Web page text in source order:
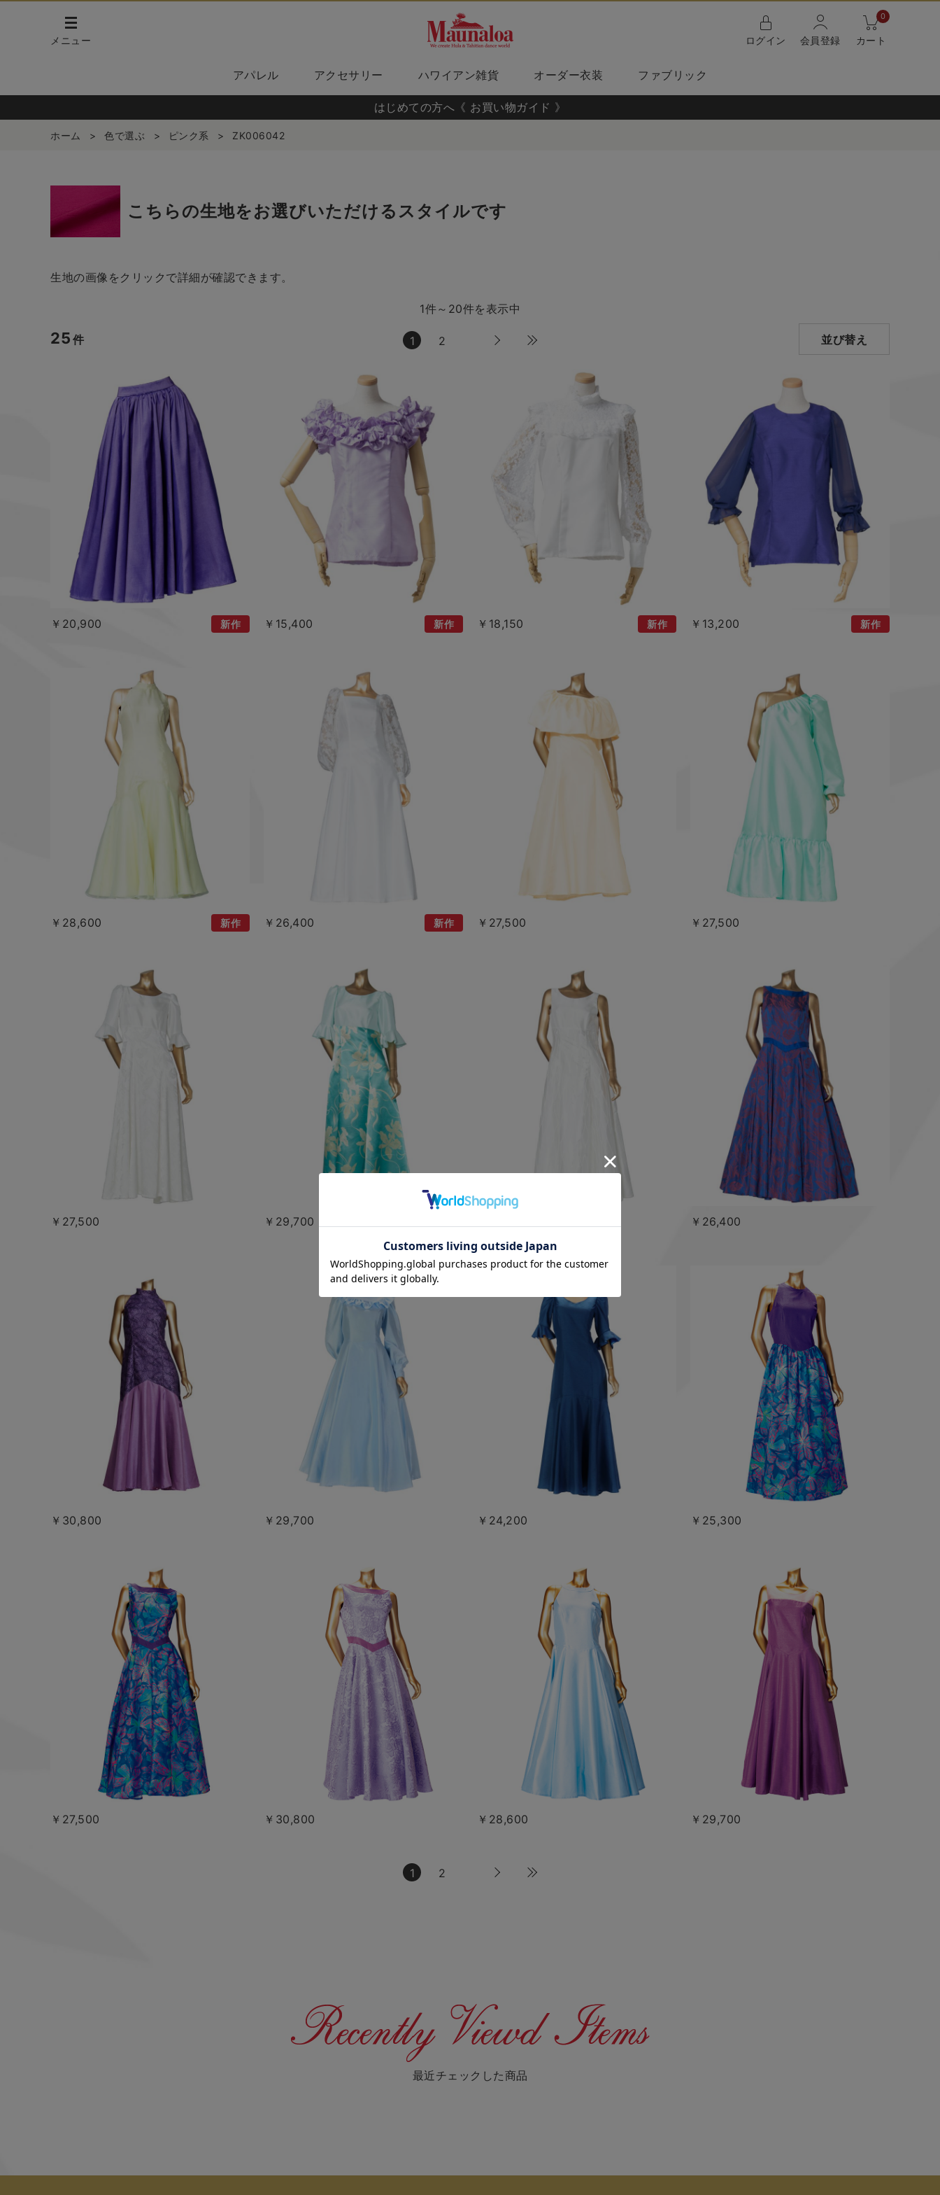
メニュー ログイン 会員登録
0
カート
アパレル アクセサリー ハワイアン雑貨 オーダー衣装 ファブリック
はじめての方へ《 お買い物ガイド 》
ホーム > 色で選ぶ > ピンク系 > ZK006042
こちらの生地をお選びいただけるスタイルです
生地の画像をクリックで詳細が確認できます。
1件～20件を表示中
25 件 1 2 並び替え
￥20,900 新作 ￥15,400 新作 ￥18,150 新作 ￥13,200 新作
￥28,600 新作 ￥26,400 新作 ￥27,500 ￥27,500
￥27,500 ￥29,700 ￥26,400
￥30,800 ￥29,700 ￥24,200 ￥25,300
￥27,500 ￥30,800 ￥28,600 ￥29,700
1 2
最近チェックした商品